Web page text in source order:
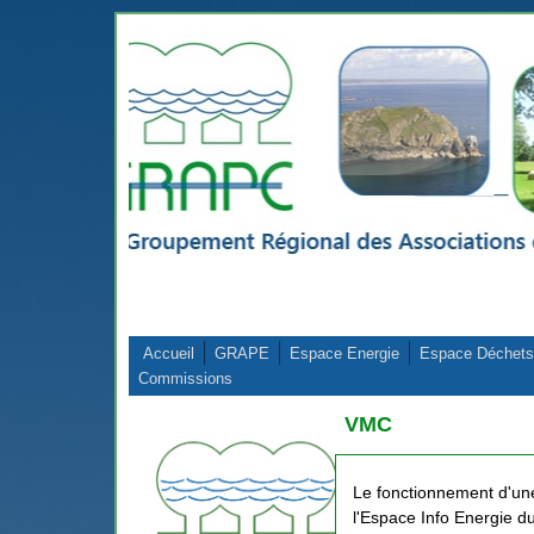
Accueil GRAPE Espace Energie
Espace Déchets
Commissions
VMC
Le fonctionnement
l'Espace Info Energie